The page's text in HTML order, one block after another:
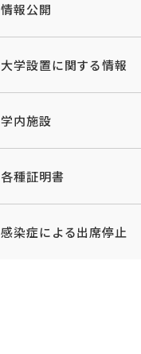
情報公開
大学設置に関する情報
学内施設
各種証明書
感染症による出席停止